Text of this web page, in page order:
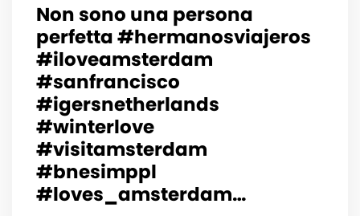
Non sono una persona
perfetta #hermanosviajeros
#iloveamsterdam
#sanfrancisco
#igersnetherlands
#winterlove
#visitamsterdam
#bnesimppl
#loves_amsterdam…